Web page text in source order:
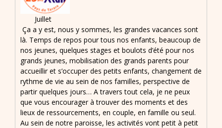
Juillet
Ça a y est, nous y sommes, les grandes vacances sont
là. Temps de repos pour tous nos enfants, beaucoup de
nos jeunes, quelques stages et boulots d’été pour nos
grands jeunes, mobilisation des grands parents pour
accueillir et s’occuper des petits enfants, changement de
rythme de vie au sein de nos familles, perspective de
partir quelques jours… A travers tout cela, je ne peux
que vous encourager à trouver des moments et des
lieux de ressourcements, en couple, en famille ou seul.
Au sein de notre paroisse, les activités vont petit à petit